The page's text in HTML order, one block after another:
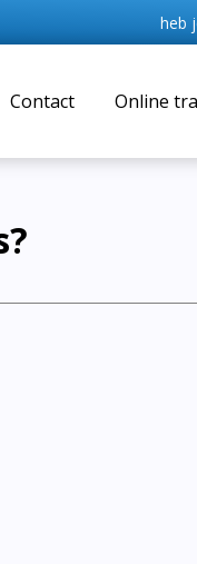
heb
Contact Online